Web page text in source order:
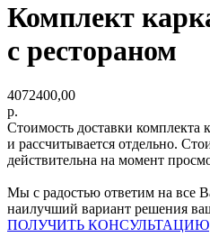
Комплект
с рестораном
4072400,00
р.
Стоимость доставки комплекта
и рассчитывается отдельно.
действительна на момент
Мы с радостью ответим на все
наилучший вариант решения
ПОЛУЧИТЬ КОНСУЛЬТАЦИЮ